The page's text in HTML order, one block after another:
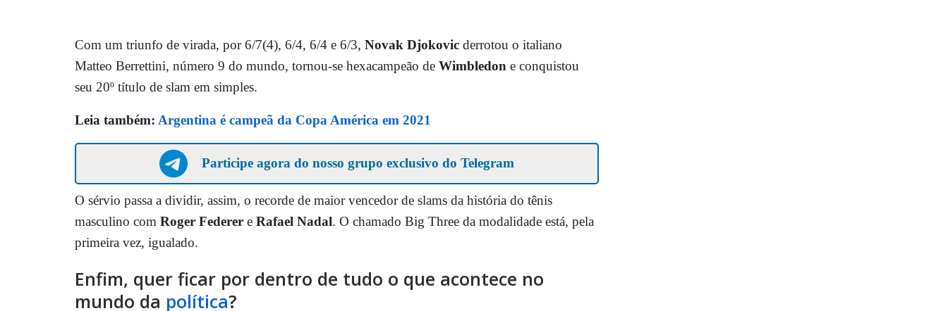
Com um triunfo de virada, por 6/7(4), 6/4, 6/4 e 6/3, Novak Djokovic derrotou o italiano
Matteo Berrettini, número 9 do mundo, tornou-se hexacampeão de Wimbledon e conquistou
seu 20º título de slam em simples.
Leia também: Argentina é campeã da Copa América em 2021
Participe agora do nosso grupo exclusivo do Telegram
O sérvio passa a dividir, assim, o recorde de maior vencedor de slams da história do tênis
masculino com Roger Federer e Rafael Nadal. O chamado Big Three da modalidade está, pela
primeira vez, igualado.
Enfim, quer ficar por dentro de tudo o que acontece no
mundo da política?